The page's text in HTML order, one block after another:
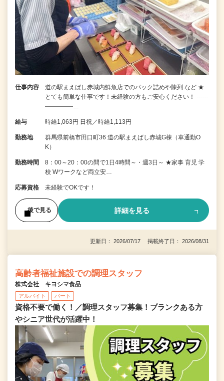
仕事内容
道の駅まえばし赤城内鮮魚店でのパック詰めや陳列 など ★
とても簡単な仕事です！未経験の方もご安心ください！ ------
--------------…
給与 時給1,063円 日祝／時給1,113円
勤務地
群馬県前橋市田口町36 道の駅まえばし赤城G棟（車通勤O
K）
勤務時間
8：00～20：00の間で1日4時間～・週3日～ ★家事 育児 学
校 Wワークなど両立安…
応募資格 未経験でOKです！
後で見る 詳細を見る
更新日： 2026/07/17 掲載終了日： 2026/08/31
高齢者福祉施設での調理スタッフ
株式会社 キヨシマ食品
アルバイト パート
資格不要で働く！／調理スタッフ募集！ブランクある方
やシニア世代が活躍中！